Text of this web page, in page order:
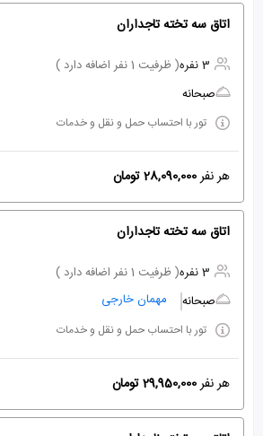
اتاق سه تخته تاجداران
3 نفره
( ظرفیت 1 نفر اضافه دارد )
صبحانه
تور با احتساب حمل و نقل و خدمات
هر نفر28,090,000 تومان
اتاق سه تخته تاجداران
3 نفره
( ظرفیت 1 نفر اضافه دارد )
صبحانه
مهمان خارجی
تور با احتساب حمل و نقل و خدمات
هر نفر29,950,000 تومان